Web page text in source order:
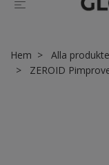
Hem Alla
ZEROID